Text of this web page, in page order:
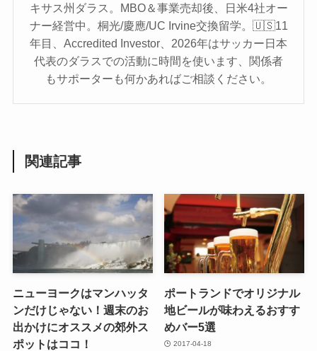
キサス州ダラス。MBO＆事業売却後、日米4社オー
ナー経営中。桐光/慶應/UC Irvine交換留学。🇺🇸11
年目、Accredited Investor、2026年はサッカー日本
代表のダラスでの活動に時間を使います、関係者
もサポーターも何かあればご相談ください。
関連記事
ニューヨークはマンハッタ
ンだけじゃない！週末のお
出かけにオススメの郊外ス
ポットはココ！
ポートランドでオリジナル
地ビールが味わえるおすす
めバー5選
2017-04-18